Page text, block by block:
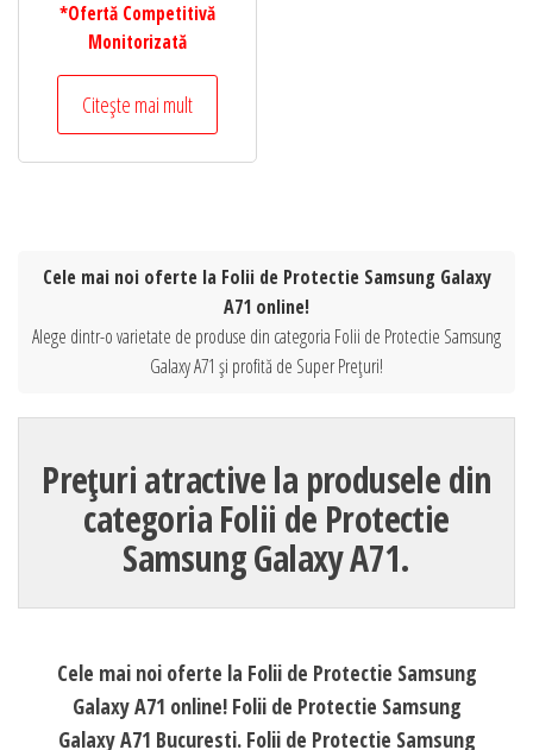
*Ofertă Competitivă
Monitorizată
Citește mai mult
Cele mai noi oferte la Folii de Protectie Samsung Galaxy
A71 online!
Alege dintr-o varietate de produse din categoria Folii de Protectie Samsung
Galaxy A71 și profită de Super Prețuri!
Prețuri atractive la produsele din
categoria Folii de Protectie
Samsung Galaxy A71.
Cele mai noi oferte la Folii de Protectie Samsung
Galaxy A71 online! Folii de Protectie Samsung
Galaxy A71 Bucuresti. Folii de Protectie Samsung